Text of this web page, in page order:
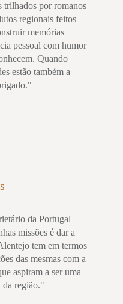
trilhados por romanos
regionais feitos
memórias
pessoal com humor
Quando
estão também a
da Portugal
missões é dar a
tem em termos
das mesmas com a
aspiram a ser uma
da região."